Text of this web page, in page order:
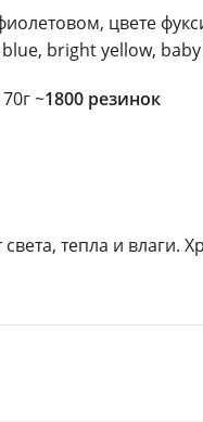
цвете
bright yellow,
~1800 резинок
тепла и